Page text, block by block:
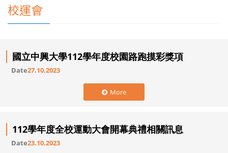
校運會
國立中興大學112學年度校園路跑摸彩獎項
Date27.10.2023
More
112學年度全校運動大會開幕典禮相關訊息
Date23.10.2023